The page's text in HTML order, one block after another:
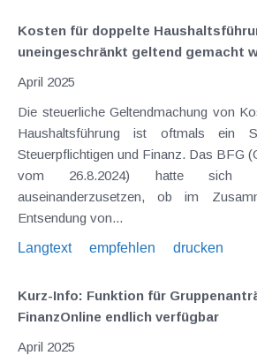
Kosten für doppelte
uneingeschränkt geltend gemacht
April 2025
Die steuerliche Geltendmachung von
Haushaltsführung ist oftmals ein
Steuerpflichtigen und Finanz. Das BFG
vom 26.8.2024) hatte sich
auseinanderzusetzen, ob im
Entsendung von...
Langtext
empfehlen drucken
Kurz-Info: Funktion für
FinanzOnline endlich verfügbar
April 2025